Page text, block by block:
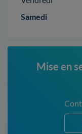
Samedi
Mise en